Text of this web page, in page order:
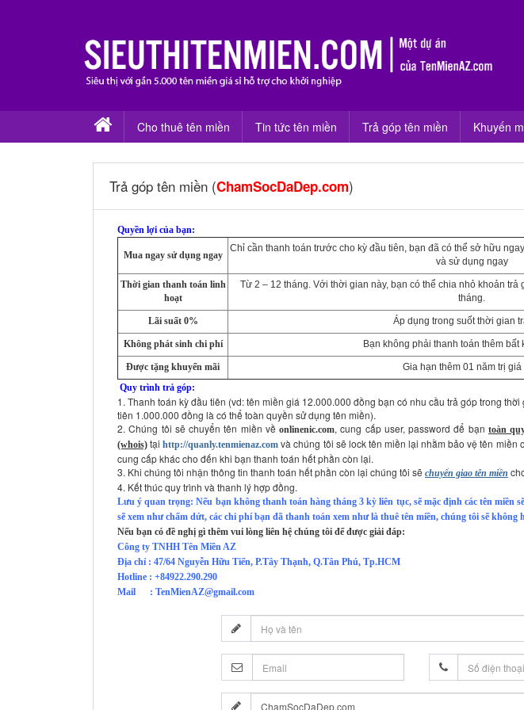
Cho thuê tên miền Tin tức tên miền Trả góp tên miền Khuyến
Trả góp tên miền (ChamSocDaDep.com)
Quyền lợi của bạn:
Mua ngay sử dụng ngay
Chỉ cần thanh toán trước cho kỳ đầu tiên, bạn đã có thể sở hữu
và sử dụng ngay
Thời gian thanh toán linh
hoạt
Từ 2 – 12 tháng. Với thời gian này, bạn có thể chia nhỏ khoản
tháng.
Lãi suất 0% Áp dụng trong suốt thời gian
Không phát sinh chi phí Bạn không phải thanh toán thêm bất
Được tặng khuyến mãi
Gia hạn thêm 01 năm trị giá
Quy trình trả góp:
1. Thanh toán kỳ đầu tiên (vd: tên miền giá 12.000.000 đồng bạn có nhu cầu trả góp trong
tiên 1.000.000 đồng là có thể toàn quyền sử dụng tên miền).
2. Chúng tôi sẽ chuyển tên miền vềonlinenic.com, cung cấp user, password để bạn toàn
(whois) tạihttp://quanly.tenmienaz.com và chúng tôi sẽ lock tên miền lại nhằm bảo vệ tên miền
cung cấp khác cho đến khi bạn thanh toán hết phần còn lại.
3. Khi chúng tôi nhận thông tin thanh toán hết phần còn lại chúng tôi sẽ chuyển giao tên miền
4. Kết thúc quy trình và thanh lý hợp đồng.
Lưu ý quan trọng: Nếu bạn không thanh toán hàng tháng 3 kỳ liên tục, sẽ mặc định các tên miền
sẽ xem như chấm dứt, các chi phí bạn đã thanh toán xem như là thuê tên miền, chúng tôi sẽ không
Nếu bạn có đề nghị gì thêm vui lòng liên hệ chúng tôi để được giải đáp:
Công ty TNHH Tên Miền AZ
Địa chỉ : 47/64 Nguyễn Hữu Tiến, P.Tây Thạnh, Q.Tân Phú, Tp.HCM
Hotline : +84922.290.290
Mail : TenMienAZ@gmail.com